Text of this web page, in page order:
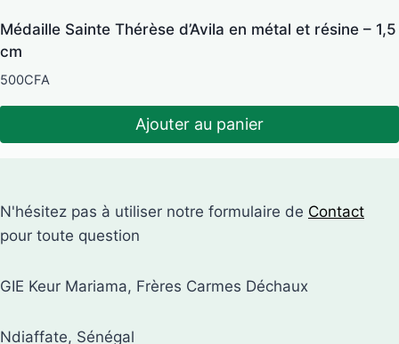
Médaille Sainte Thérèse d’Avila en métal et résine – 1,5
cm
500CFA
Ajouter au panier
N'hésitez pas à utiliser notre formulaire de Contact
pour toute question
GIE Keur Mariama, Frères Carmes Déchaux
Ndiaffate, Sénégal